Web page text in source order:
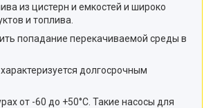
из цистерн и емкостей и широко
и топлива.
попадание перекачиваемой среды в
долгосрочным
от -60 до +50°С. Такие насосы для